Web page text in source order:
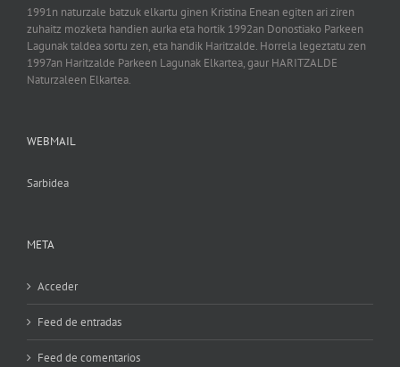
1991n naturzale batzuk elkartu ginen Kristina Enean egiten ari ziren
zuhaitz mozketa handien aurka eta hortik 1992an Donostiako Parkeen
Lagunak taldea sortu zen, eta handik Haritzalde. Horrela legeztatu zen
1997an Haritzalde Parkeen Lagunak Elkartea, gaur HARITZALDE
Naturzaleen Elkartea.
WEBMAIL
Sarbidea
META
Acceder
Feed de entradas
Feed de comentarios